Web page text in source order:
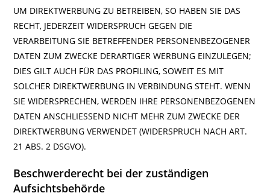
UM DIREKTWERBUNG ZU BETREIBEN, SO HABEN SIE DAS
RECHT, JEDERZEIT WIDERSPRUCH GEGEN DIE
VERARBEITUNG SIE BETREFFENDER PERSONENBEZOGENER
DATEN ZUM ZWECKE DERARTIGER WERBUNG EINZULEGEN;
DIES GILT AUCH FÜR DAS PROFILING, SOWEIT ES MIT
SOLCHER DIREKTWERBUNG IN VERBINDUNG STEHT. WENN
SIE WIDERSPRECHEN, WERDEN IHRE PERSONENBEZOGENEN
DATEN ANSCHLIESSEND NICHT MEHR ZUM ZWECKE DER
DIREKTWERBUNG VERWENDET (WIDERSPRUCH NACH ART.
21 ABS. 2 DSGVO).
Beschwerde­recht bei der zuständigen
Aufsichts­behörde